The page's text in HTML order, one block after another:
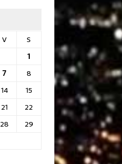
V
S
1
7
8
14
15
21
22
28
29